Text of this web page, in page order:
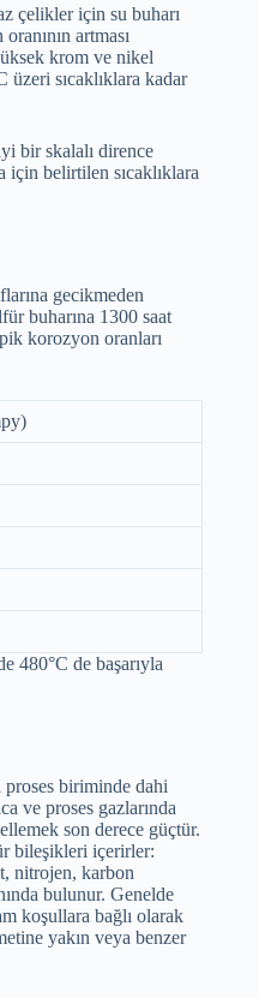
çelikler için su buharı
artması
krom ve nikel
sıcaklıklara kadar
bir skalalı dirence
için belirtilen sıcaklıklara
gecikmeden
buharına 1300 saat
korozyon oranları
480°C de başarıyla
proses biriminde dahi
ve proses gazlarında
son derece güçtür.
bileşikleri içerirler:
nitrojen, karbon
bulunur. Genelde
koşullara bağlı olarak
yakın veya benzer